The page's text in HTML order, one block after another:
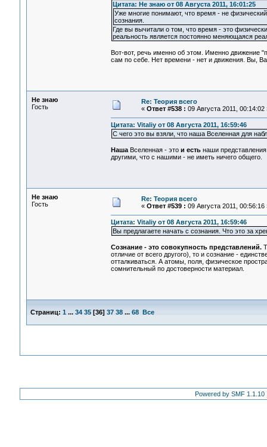
Цитата: Не знаю от 08 Августа 2011, 16:01:25
Уже многие понимают, что время - не
сознания.
Где вы вычитали о том, что время - это
реальность является постоянно меняющаяся
Вот-вот, речь именно об этом. Именно движение
сам по себе. Нет времени - нет и движения. Вы,
Не знаю
Гость
Re: Теория всего
« Ответ #538 : 09 Августа 2011, 00:14:02
Цитата: Vitaliy от 08 Августа 2011, 16:59:46
С чего это вы взяли, что наша Вселенная для
НашаВселенная - это и естьнаши
другими, что с нашими - не иметь ничего общего.
Не знаю
Гость
Re: Теория всего
« Ответ #539 : 09 Августа 2011, 00:56:16
Цитата: Vitaliy от 08 Августа 2011, 16:59:46
Вы предлагаете начать с сознания. Что это за
Сознание - это совокупность представлений.
отличие от всего другого), то и сознание -
отталкиваться. А атомы, поля, физическое
сомнительный по достоверности материал.
Страниц: 1 ... 34 35[36] 37 38 ... 68 Все
Powered by SMF 1.1.10